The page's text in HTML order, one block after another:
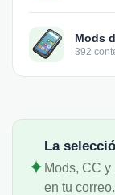
Mods
392
✦
La
Mods, CC
en tu correo.